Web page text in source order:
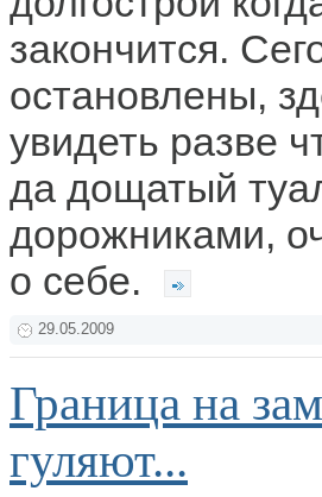
закончится.
остановлены,
увидеть разве
да дощатый
дорожниками,
о себе.
29.05.2009
Граница на
гуляют...